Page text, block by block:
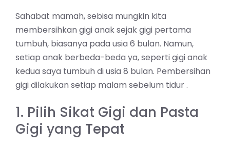
Sahabat mamah, sebisa mungkin kita
membersihkan gigi anak sejak gigi pertama
tumbuh, biasanya pada usia 6 bulan. Namun,
setiap anak berbeda-beda ya, seperti gigi anak
kedua saya tumbuh di usia 8 bulan. Pembersihan
gigi dilakukan setiap malam sebelum tidur .
1. Pilih Sikat Gigi dan Pasta
Gigi yang Tepat